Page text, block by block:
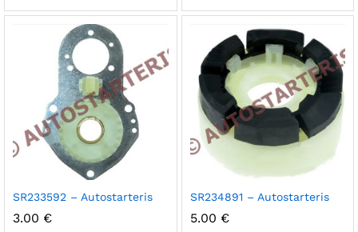
SR233592 – Autostarteris
3.00 €
SR234891 – Autostarteris
5.00 €